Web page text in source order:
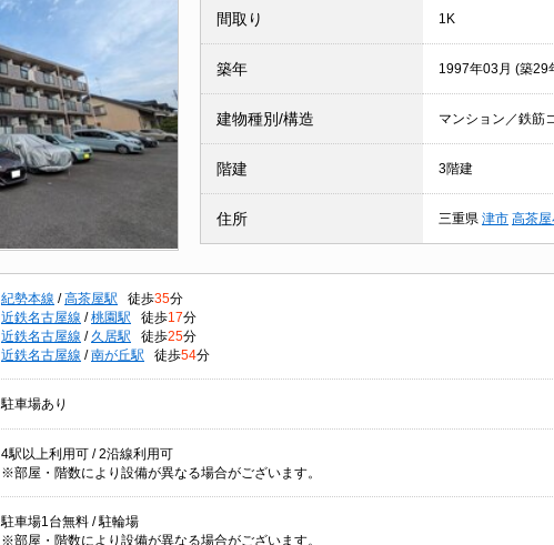
間取り 1K
築年 1997年03月 (築29
建物種別/構造 マンション／鉄筋
階建 3階建
住所 三重県 津市 高茶
紀勢本線 / 高茶屋駅 徒歩35分
近鉄名古屋線 / 桃園駅 徒歩17分
近鉄名古屋線 / 久居駅 徒歩25分
近鉄名古屋線 / 南が丘駅 徒歩54分
駐車場あり
4駅以上利用可 / 2沿線利用可
※部屋・階数により設備が異なる場合がございます。
駐車場1台無料 / 駐輪場
※部屋・階数により設備が異なる場合がございます。